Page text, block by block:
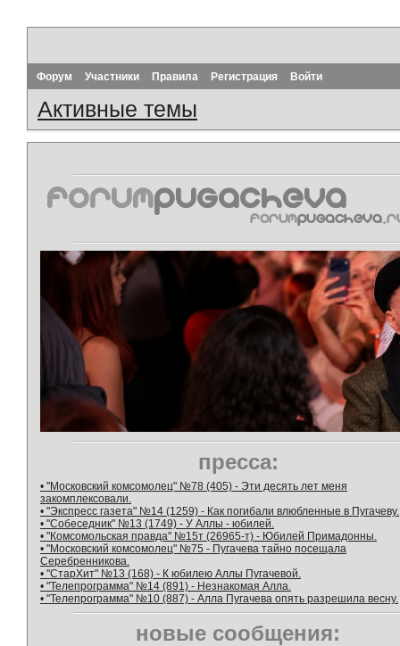
Форум Участники Правила Регистрация Войти
Активные темы
пресса:
• "Московский комсомолец" №78 (405) - Эти десять лет меня
закомплексовали.
• "Экспресс газета" №14 (1259) - Как погибали влюбленные в Пугачеву.
• "Собеседник" №13 (1749) - У Аллы - юбилей.
• "Комсомольская правда" №15т (26965-т) - Юбилей Примадонны.
• "Московский комсомолец" №75 - Пугачева тайно посещала
Серебренникова.
• "СтарХит" №13 (168) - К юбилею Аллы Пугачевой.
• "Телепрограмма" №14 (891) - Незнакомая Алла.
• "Телепрограмма" №10 (887) - Алла Пугачева опять разрешила весну.
новые сообщения: